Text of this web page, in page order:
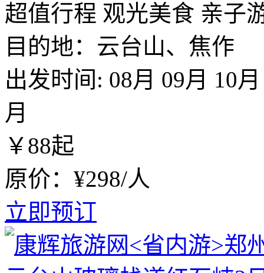
超值行程 观光美食 亲子
目的地：云台山、焦作
出发时间: 08月 09月 10月
月
￥88起
原价：¥298/人
立即预订